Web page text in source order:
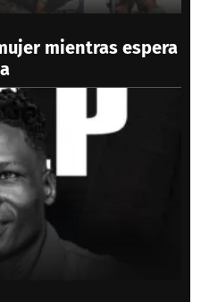
mientras espera